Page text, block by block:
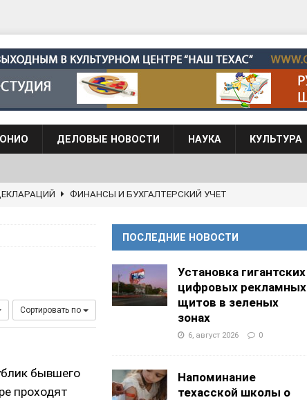
ДЕЛОВЫЕ НОВОСТИ НАУКА КУЛЬТУРА
ФИНАНСЫ И БУХГАЛТЕРСКИЙ УЧЕТ
центре “Наш Техас” ШКОЛЫ И
СТУДИИ
Сортировать по
бывшего
проходят
ПОСЛЕДНИЕ НОВОСТИ
Установка гигантских
цифровых рекламных
щитов в зеленых
зонах
6, август 2026 0
Напоминание
техасской школы о